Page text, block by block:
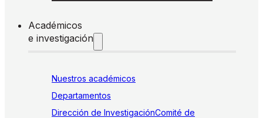
Académicos
e investigación
Nuestros académicos
Departamentos
Dirección de InvestigaciónComité de